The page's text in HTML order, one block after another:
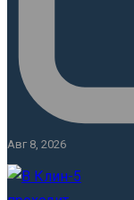
Авг 8, 2026